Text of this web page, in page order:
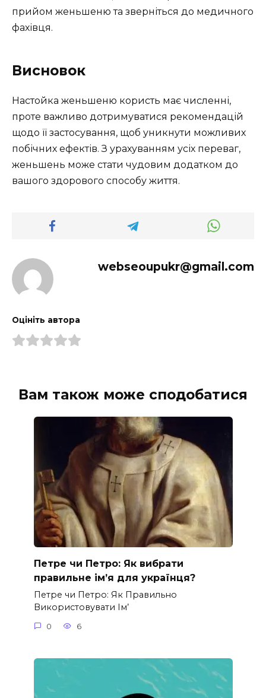
прийом женьшеню та зверніться до медичного
фахівця.
Висновок
Настойка женьшеню користь має численні,
проте важливо дотримуватися рекомендацій
щодо її застосування, щоб уникнути можливих
побічних ефектів. З урахуванням усіх переваг,
женьшень може стати чудовим додатком до
вашого здорового способу життя.
webseoupukr@gmail.com
Оцініть автора
Вам також може сподобатися
Петре чи Петро: Як вибрати
правильне ім’я для українця?
Петре чи Петро: Як Правильно
Використовувати Ім’
0 6